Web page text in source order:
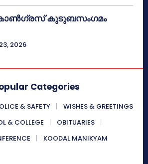
കുടുബസംഗമം
2026
Categories
& SAFETY
WISHES & GREETINGS
& COLLEGE
OBITUARIES
KOODAL MANIKYAM